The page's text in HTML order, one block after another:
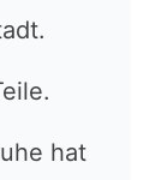
hat